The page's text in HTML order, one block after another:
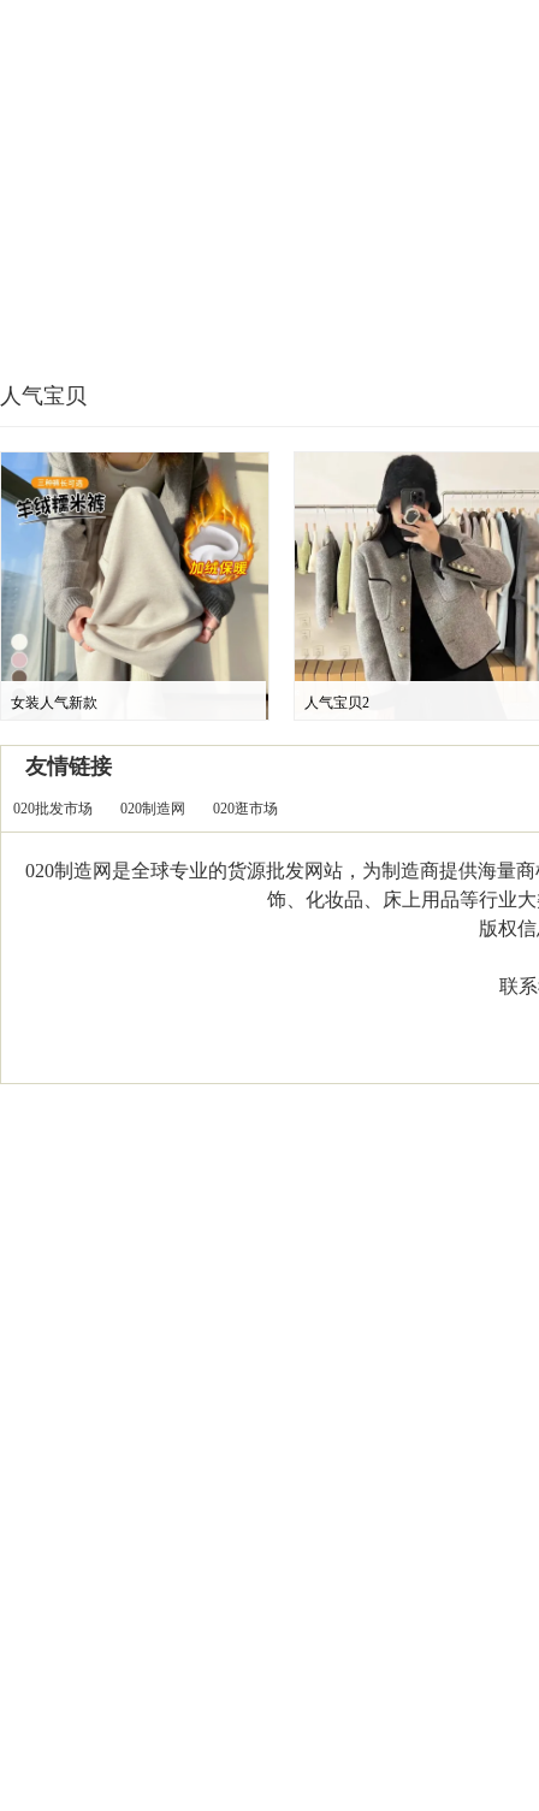
人气宝贝
女装人气新款 人气宝贝2
友情链接
020批发市场 020制造网 020逛市场
020制造网是全球专业的货源批发网站，为制造商提供海量
饰、化妆品、床上用品等行业
版权信
联